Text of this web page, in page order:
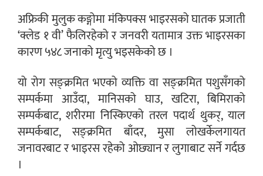
अफ्रिकी मुलुक कङ्गोमा मंकिपक्स भाइरसको घातक प्रजाती
‘क्लेड १ वी’ फैलिरहेको र जनवरी यतामात्र उक्त भाइरसका
कारण ५४८ जनाको मृत्यु भइसकेको छ ।
यो रोग सङ्क्रमित भएको व्यक्ति वा सङ्क्रमित पशुसँगको
सम्पर्कमा आउँदा, मानिसको घाउ, खटिरा, बिमिराको
सम्पर्कबाट, शरीरमा निस्किएको तरल पदार्थ थुकर्, याल
सम्पर्कबाट, सङ्क्रमित बाँदर, मुसा लोखर्केलगायत
जनावरबाट र भाइरस रहेको ओछ्यान र लुगाबाट सर्ने गर्दछ
।